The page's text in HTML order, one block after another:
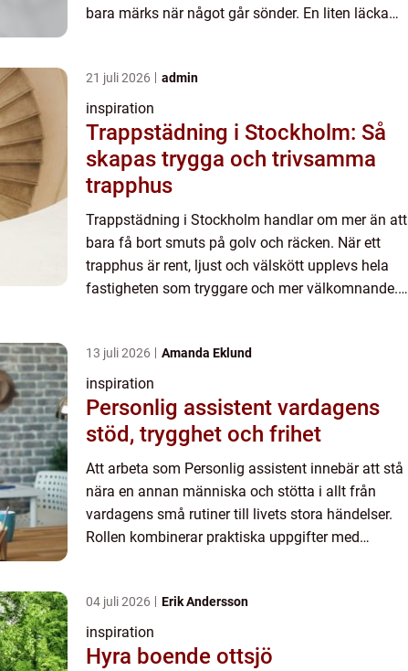
bara märks när något går sönder. En liten läcka
21 juli 2026 admin
inspiration
Trappstädning i Stockholm: Så
skapas trygga och trivsamma
trapphus
Trappstädning i Stockholm handlar om mer än att
bara få bort smuts på golv och räcken. När ett
trapphus är rent, ljust och välskött upplevs hela
fastigheten som tryggare och mer välkomnande.
13 juli 2026 Amanda Eklund
inspiration
Personlig assistent vardagens
stöd, trygghet och frihet
Att arbeta som Personlig assistent innebär att stå
nära en annan människa och stötta i allt från
vardagens små rutiner till livets stora händelser.
Rollen kombinerar praktiska uppgifter med
04 juli 2026 Erik Andersson
inspiration
Hyra boende ottsjö